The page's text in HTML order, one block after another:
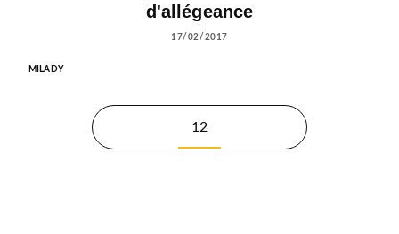
d'allégeance
17/02/2017
MILADY
12